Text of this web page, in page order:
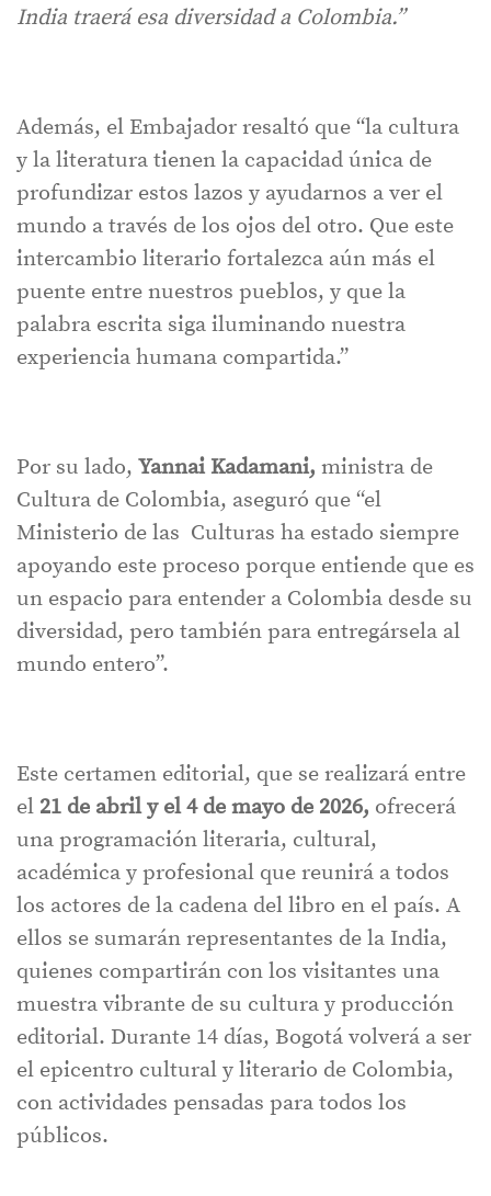
India traerá esa diversidad a Colombia.”
Además, el Embajador resaltó que “la cultura
y la literatura tienen la capacidad única de
profundizar estos lazos y ayudarnos a ver el
mundo a través de los ojos del otro. Que este
intercambio literario fortalezca aún más el
puente entre nuestros pueblos, y que la
palabra escrita siga iluminando nuestra
experiencia humana compartida.”
Por su lado, Yannai Kadamani, ministra de
Cultura de Colombia, aseguró que “el
Ministerio de las Culturas ha estado siempre
apoyando este proceso porque entiende que es
un espacio para entender a Colombia desde su
diversidad, pero también para entregársela al
mundo entero”.
Este certamen editorial, que se realizará entre
el 21 de abril y el 4 de mayo de 2026, ofrecerá
una programación literaria, cultural,
académica y profesional que reunirá a todos
los actores de la cadena del libro en el país. A
ellos se sumarán representantes de la India,
quienes compartirán con los visitantes una
muestra vibrante de su cultura y producción
editorial. Durante 14 días, Bogotá volverá a ser
el epicentro cultural y literario de Colombia,
con actividades pensadas para todos los
públicos.